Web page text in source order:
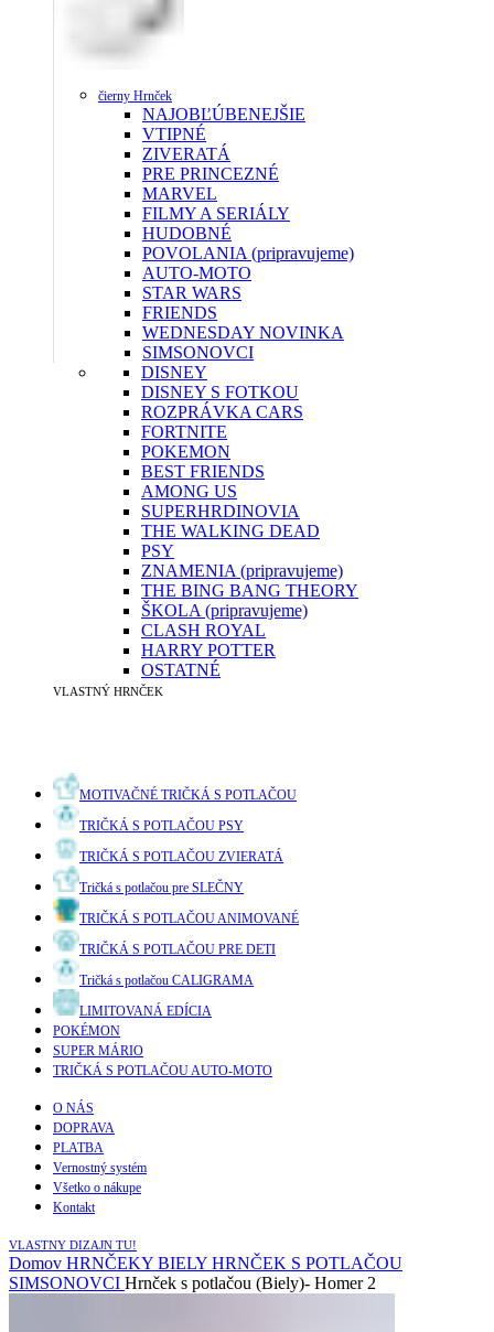
čierny Hrnček
NAJOBĽÚBENEJŠIE
VTIPNÉ
ZIVERATÁ
PRE PRINCEZNÉ
MARVEL
FILMY A SERIÁLY
HUDOBNÉ
POVOLANIA (pripravujeme)
AUTO-MOTO
STAR WARS
FRIENDS
WEDNESDAY NOVINKA
SIMSONOVCI
DISNEY
DISNEY S FOTKOU
ROZPRÁVKA CARS
FORTNITE
POKEMON
BEST FRIENDS
AMONG US
SUPERHRDINOVIA
THE WALKING DEAD
PSY
ZNAMENIA (pripravujeme)
THE BING BANG THEORY
ŠKOLA (pripravujeme)
CLASH ROYAL
HARRY POTTER
OSTATNÉ
VLASTNÝ HRNČEK
MOTIVAČNÉ TRIČKÁ S POTLAČOU
TRIČKÁ S POTLAČOU PSY
TRIČKÁ S POTLAČOU ZVIERATÁ
Tričká s potlačou pre SLEČNY
TRIČKÁ S POTLAČOU ANIMOVANÉ
TRIČKÁ S POTLAČOU PRE DETI
Tričká s potlačou CALIGRAMA
LIMITOVANÁ EDÍCIA
POKÉMON
SUPER MÁRIO
TRIČKÁ S POTLAČOU AUTO-MOTO
O NÁS
DOPRAVA
PLATBA
Vernostný systém
Všetko o nákupe
Kontakt
VLASTNY DIZAJN TU!
Domov HRNČEKY BIELY HRNČEK S POTLAČOU
SIMSONOVCI Hrnček s potlačou (Biely)- Homer 2